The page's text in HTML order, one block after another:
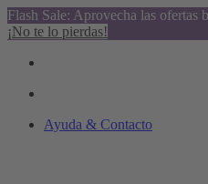
Flash Sale: Aprovecha las ofertas
¡No te lo pierdas!
Ayuda & Contacto